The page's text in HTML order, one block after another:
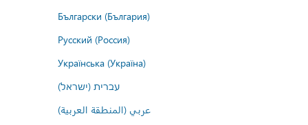
Български (България)
Русский (Россия)
Українська (Україна)
עברית (ישראל)
عربي (المنطقة العربية)